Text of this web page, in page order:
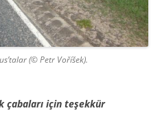
(© Petr Voříšek).
çabaları için teşekkür